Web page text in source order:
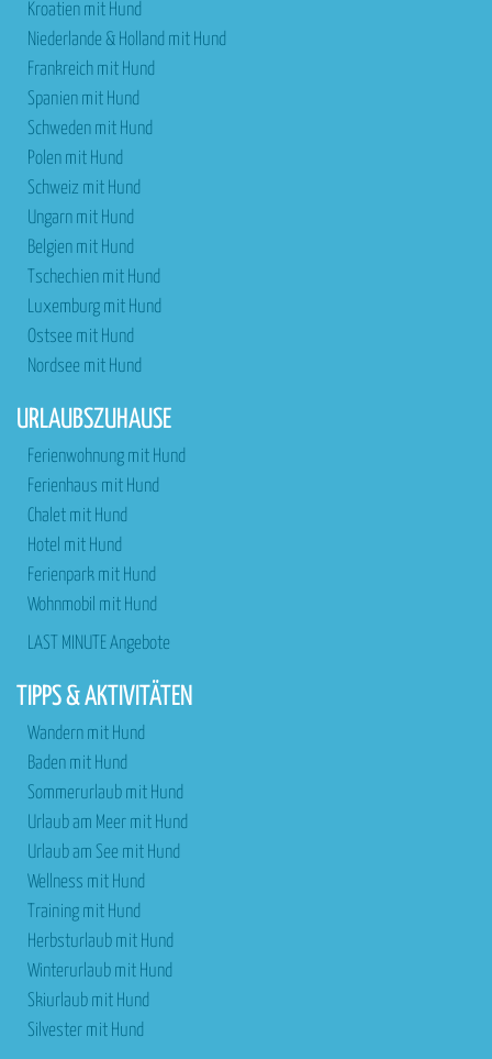
Kroatien mit Hund
Niederlande & Holland mit Hund
Frankreich mit Hund
Spanien mit Hund
Schweden mit Hund
Polen mit Hund
Schweiz mit Hund
Ungarn mit Hund
Belgien mit Hund
Tschechien mit Hund
Luxemburg mit Hund
Ostsee mit Hund
Nordsee mit Hund
URLAUBSZUHAUSE
Ferienwohnung mit Hund
Ferienhaus mit Hund
Chalet mit Hund
Hotel mit Hund
Ferienpark mit Hund
Wohnmobil mit Hund
LAST MINUTE Angebote
TIPPS & AKTIVITÄTEN
Wandern mit Hund
Baden mit Hund
Sommerurlaub mit Hund
Urlaub am Meer mit Hund
Urlaub am See mit Hund
Wellness mit Hund
Training mit Hund
Herbsturlaub mit Hund
Winterurlaub mit Hund
Skiurlaub mit Hund
Silvester mit Hund